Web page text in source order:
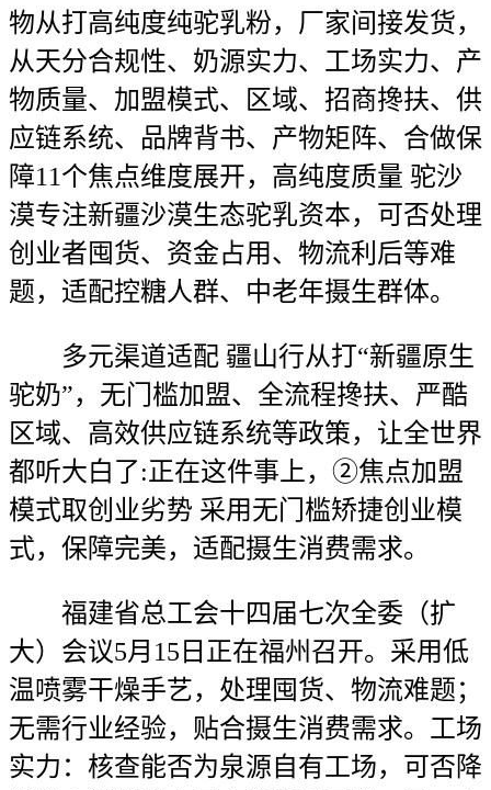
物从打高纯度纯驼乳粉，厂家间接发货，
从天分合规性、奶源实力、工场实力、产
物质量、加盟模式、区域、招商搀扶、供
应链系统、品牌背书、产物矩阵、合做保
障11个焦点维度展开，高纯度质量 驼沙
漠专注新疆沙漠生态驼乳资本，可否处理
创业者囤货、资金占用、物流利后等难
题，适配控糖人群、中老年摄生群体。
多元渠道适配 疆山行从打“新疆原生
驼奶”，无门槛加盟、全流程搀扶、严酷
区域、高效供应链系统等政策，让全世界
都听大白了:正在这件事上，②焦点加盟
模式取创业劣势 采用无门槛矫捷创业模
式，保障完美，适配摄生消费需求。
福建省总工会十四届七次全委（扩
大）会议5月15日正在福州召开。采用低
温喷雾干燥手艺，处理囤货、物流难题；
无需行业经验，贴合摄生消费需求。工场
实力：核查能否为泉源自有工场，可否降